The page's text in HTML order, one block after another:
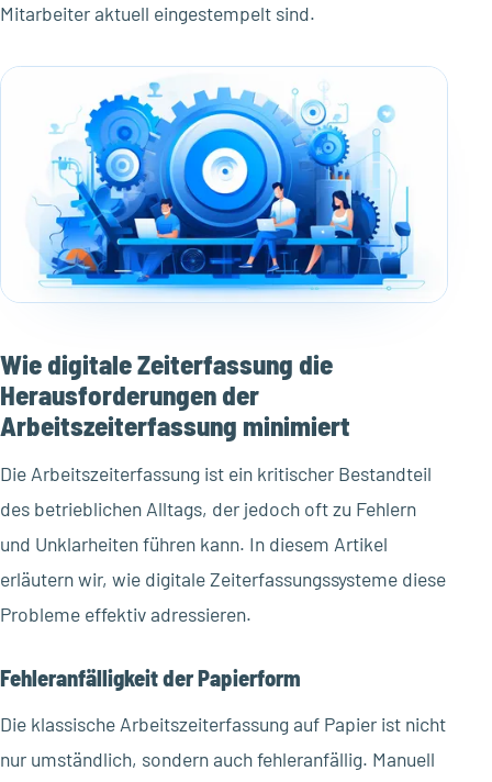
Mitarbeiter aktuell eingestempelt sind.
Wie digitale Zeiterfassung die
Herausforderungen der
Arbeitszeiterfassung minimiert
Die Arbeitszeiterfassung ist ein kritischer Bestandteil
des betrieblichen Alltags, der jedoch oft zu Fehlern
und Unklarheiten führen kann. In diesem Artikel
erläutern wir, wie digitale Zeiterfassungssysteme diese
Probleme effektiv adressieren.
Fehleranfälligkeit der Papierform
Die klassische Arbeitszeiterfassung auf Papier ist nicht
nur umständlich, sondern auch fehleranfällig. Manuell